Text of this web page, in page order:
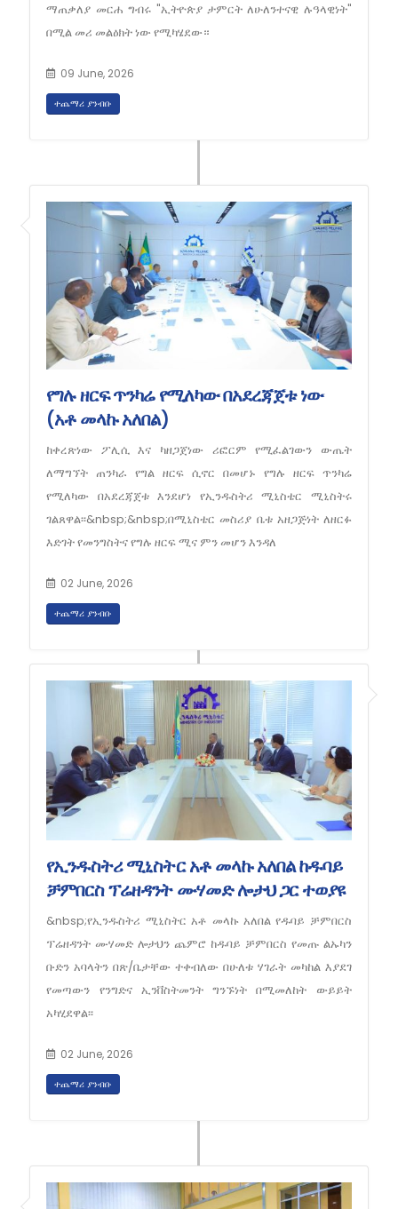
ማጠቃለያ መርሐ ግብሩ "ኢትዮጵያ ታምርት ለሁለንተናዊ ሉዓላዊነት"
በሚል መሪ መልዕክት ነው የሚካሄደው።
09 June, 2026
ተጨማሪ ያንብቡ
የግሉ ዘርፍ ጥንካሬ የሚለካው በአደረጃጀቱ ነው
(አቶ መላኩ አለበል)
ከቀረጽነው ፖሊሲ እና ካዘጋጀነው ሪፎርም የሚፈልገውን ውጤት
ለማግኘት ጠንካራ የግል ዘርፍ ሲኖር በመሆኑ የግሉ ዘርፍ ጥንካሬ
የሚለካው በአደረጃጀቱ እንደሆነ የኢንዱስትሪ ሚኒስቴር ሚኒስትሩ
ገልጸዋል፡፡&nbsp;&nbsp;በሚኒስቴር መስሪያ ቤቱ አዘጋጅነት ለዘርፉ
እድገት የመንግስትና የግሉ ዘርፍ ሚና ምን መሆን እንዳለ
02 June, 2026
ተጨማሪ ያንብቡ
የኢንዱስትሪ ሚኒስትር አቶ መላኩ አለበል ከዱባይ
ቻምበርስ ፕሬዘዳንት ሙሃመድ ሎታህ ጋር ተወያዩ
&nbsp;የኢንዱስትሪ ሚኒስትር አቶ መላኩ አለበል የዱባይ ቻምበርስ
ፕሬዘዳንት ሙሃመድ ሎታህን ጨምሮ ከዱባይ ቻምበርስ የመጡ ልኡካን
ቡድን አባላትን በጽ/ቤታቸው ተቀብለው በሁለቱ ሃገራት መካከል እያደገ
የመጣውን የንግድና ኢንቨስትመንት ግንኙነት በሚመለከት ውይይት
አካሂደዋል፡፡
02 June, 2026
ተጨማሪ ያንብቡ